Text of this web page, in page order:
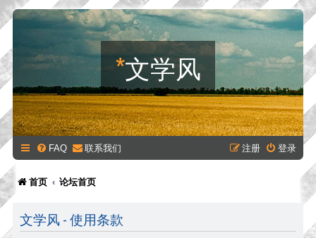
*文学风
FAQ 联系我们 登录
注册
首页 论坛首页
文学风 - 使用条款